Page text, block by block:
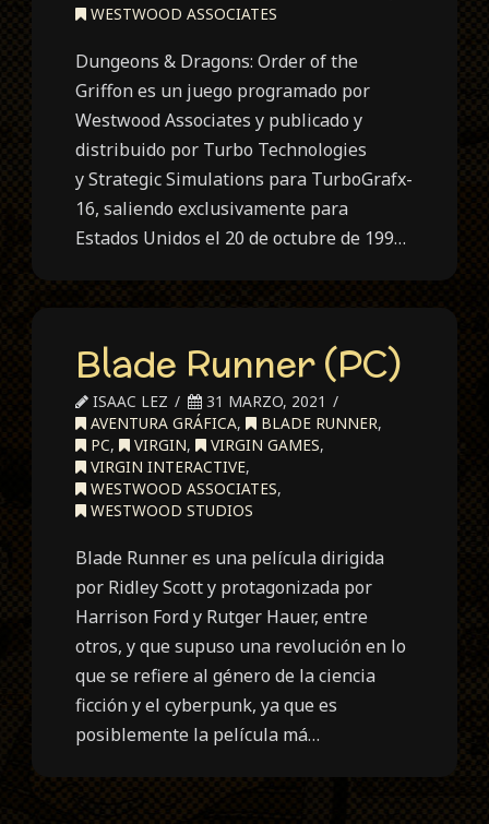
WESTWOOD ASSOCIATES
Dungeons & Dragons: Order of the
Griffon es un juego programado por
Westwood Associates y publicado y
distribuido por Turbo Technologies
y Strategic Simulations para TurboGrafx-
16, saliendo exclusivamente para
Estados Unidos el 20 de octubre de 199…
Blade Runner (PC)
ISAAC LEZ
31 MARZO, 2021
AVENTURA GRÁFICA, BLADE RUNNER,
PC, VIRGIN, VIRGIN GAMES,
VIRGIN INTERACTIVE,
WESTWOOD ASSOCIATES,
WESTWOOD STUDIOS
Blade Runner es una película dirigida
por Ridley Scott y protagonizada por
Harrison Ford y Rutger Hauer, entre
otros, y que supuso una revolución en lo
que se refiere al género de la ciencia
ficción y el cyberpunk, ya que es
posiblemente la película má…